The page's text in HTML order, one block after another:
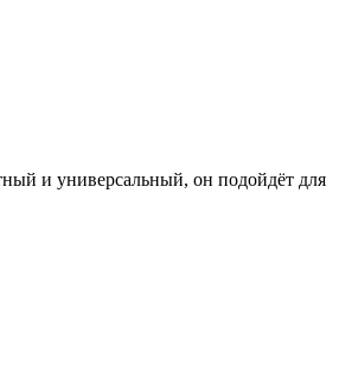
и универсальный, он подойдёт для